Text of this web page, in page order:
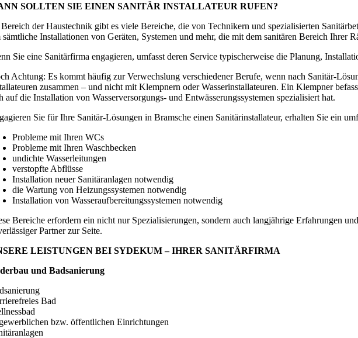
SOLLTEN SIE EINEN SANITÄR INSTALLATEUR RUFEN?
der Haustechnik gibt es viele Bereiche, die von Technikern und spezialisierten
sämtliche Installationen von Geräten, Systemen und mehr, die mit dem sanitären Bereich Ihrer
Sie eine Sanitärfirma engagieren, umfasst deren Service typischerweise die Planung,
Achtung: Es kommt häufig zur Verwechslung verschiedener Berufe, wenn nach Sanitär-
zusammen – und nicht mit Klempnern oder Wasserinstallateuren. Ein Klempner
auf die Installation von Wasserversorgungs- und Entwässerungssystemen spezialisiert hat.
Sie für Ihre Sanitär-Lösungen in Bramsche einen Sanitärinstallateur, erhalten Sie ein
Probleme mit Ihren WCs
Probleme mit Ihren Waschbecken
undichte Wasserleitungen
verstopfte Abflüsse
Installation neuer Sanitäranlagen notwendig
die Wartung von Heizungssystemen notwendig
Installation von Wasseraufbereitungssystemen notwendig
Bereiche erfordern ein nicht nur Spezialisierungen, sondern auch langjährige Erfahrungen
Partner zur Seite.
LEISTUNGEN BEI SYDEKUM – IHRER SANITÄRFIRMA
und Badsanierung
Bad
bzw. öffentlichen Einrichtungen